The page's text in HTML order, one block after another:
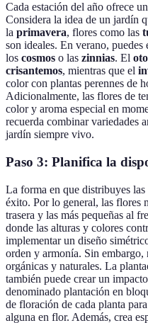
Cada estación del año ofrece
Considera la idea de un jardín
la primavera, flores como las
son ideales. En verano,
los cosmos o las zinnias. El
crisantemos, mientras que el
color con plantas perennes de
Adicionalmente, las flores de
color y aroma especial en
recuerda combinar variedades
jardín siempre vivo.
Paso 3: Planifica la
La forma en que distribuyes
éxito. Por lo general, las flores
trasera y las más pequeñas al
donde las alturas y colores
implementar un diseño
orden y armonía. Sin embargo,
orgánicas y naturales. La
también puede crear un
denominado plantación en
de floración de cada planta
alguna en flor. Además, crea